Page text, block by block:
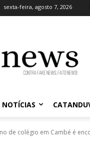
sexta-feira, agosto 7, 2026
de colégio em Cambé é